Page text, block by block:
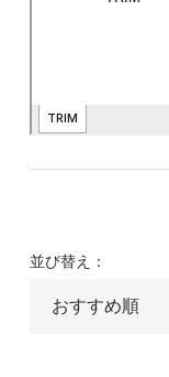
並び替え：